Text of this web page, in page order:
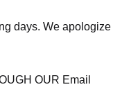
days. We
OUR Email